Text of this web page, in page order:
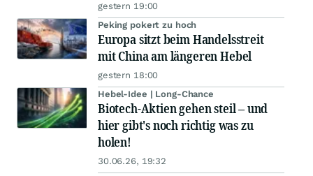
gestern 19:00
Peking pokert zu hoch
Europa sitzt beim Handelsstreit
mit China am längeren Hebel
gestern 18:00
Hebel-Idee | Long-Chance
Biotech-Aktien gehen steil – und
hier gibt's noch richtig was zu
holen!
30.06.26, 19:32